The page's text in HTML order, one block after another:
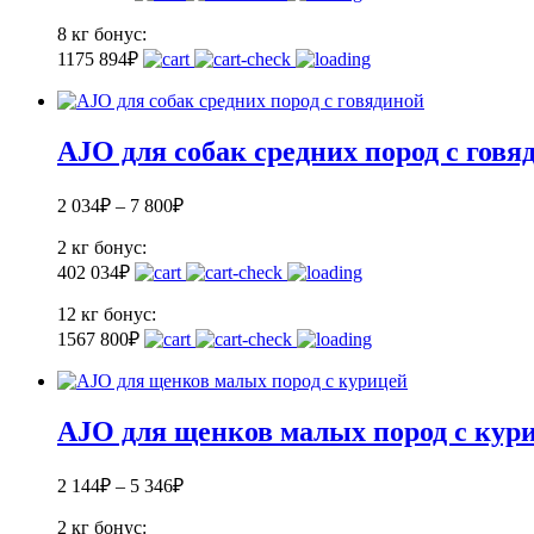
8 кг бонус:
1175 894₽
AJO для собак средних пород с
2 034₽ – 7 800₽
2 кг бонус:
402 034₽
12 кг бонус:
1567 800₽
AJO для щенков малых пород с
2 144₽ – 5 346₽
2 кг бонус: